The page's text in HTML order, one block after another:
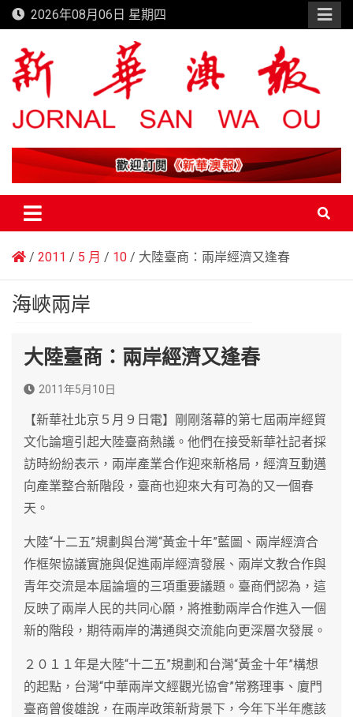
Skip
to
content
2026年08月06日 星期四
新華澳報
2011 5 月 10 大陸臺商：兩岸經濟又逢春
海峽兩岸
大陸臺商：兩岸經濟又逢春
2011年5月10日
【新華社北京５月９日電】剛剛落幕的第七屆兩岸經貿
文化論壇引起大陸臺商熱議。他們在接受新華社記者採
訪時紛紛表示，兩岸產業合作迎來新格局，經濟互動邁
向產業整合新階段，臺商也迎來大有可為的又一個春
天。
大陸“十二五”規劃與台灣“黃金十年”藍圖、兩岸經濟合
作框架協議實施與促進兩岸經濟發展、兩岸文教合作與
青年交流是本屆論壇的三項重要議題。臺商們認為，這
反映了兩岸人民的共同心願，將推動兩岸合作進入一個
新的階段，期待兩岸的溝通與交流能向更深層次發展。
２０１１年是大陸“十二五”規劃和台灣“黃金十年”構想
的起點，台灣“中華兩岸文經觀光協會”常務理事、廈門
臺商曾俊雄說，在兩岸政策新背景下，今年下半年應該